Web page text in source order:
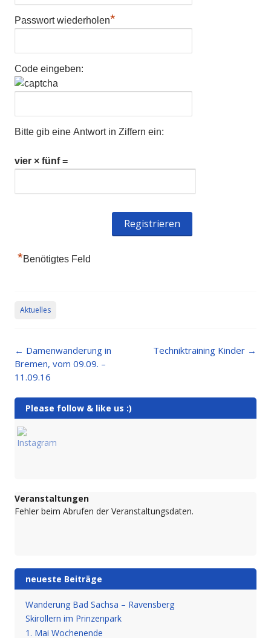
Passwort wiederholen*
Code eingeben:
Bitte gib eine Antwort in Ziffern ein:
vier × fünf =
*Benötigtes Feld
Aktuelles
Post
navigation
← Damenwanderung in
Bremen, vom 09.09. –
11.09.16
Techniktraining Kinder →
Please follow & like us :)
Veranstaltungen
Fehler beim Abrufen der Veranstaltungsdaten.
neueste Beiträge
Wanderung Bad Sachsa – Ravensberg
Skirollern im Prinzenpark
1. Mai Wochenende